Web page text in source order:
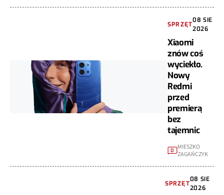
SPRZĘT
08 SIE
2026
Xiaomi
znów coś
wyciekło.
Nowy
Redmi
przed
premierą
bez
tajemnic
0
MIESZKO
ZAGAŃCZYK
SPRZĘT
08 SIE
2026